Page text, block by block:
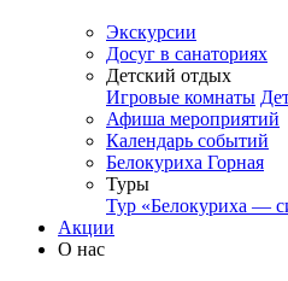
Экскурсии
Досуг в санаториях
Детский отдых
Игровые комнаты
Афиша мероприятий
Календарь событий
Белокуриха Горная
Туры
Тур «Белокуриха —
Акции
О нас